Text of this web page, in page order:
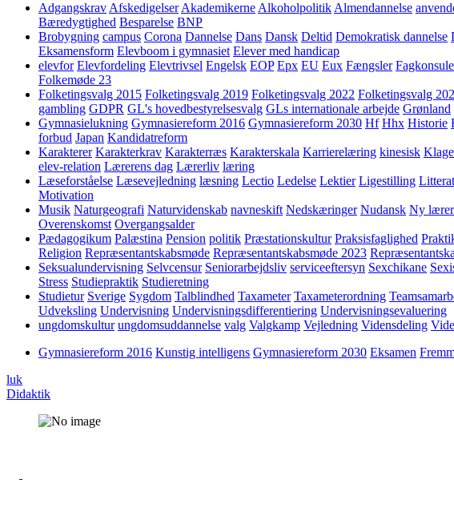
Adgangskrav Afskedigelser Akademikerne Alkoholpolitik Almendannelse
Bæredygtighed Besparelse BNP
Brobygning campus Corona Dannelse Dans Dansk Deltid Demokratisk dannelse
Eksamensform Elevboom i gymnasiet Elever med handicap
elevfor Elevfordeling Elevtrivsel Engelsk EOP Epx EU Eux Fængsler
Folkemøde 23
Folketingsvalg 2015 Folketingsvalg 2019 Folketingsvalg 2022 Folketingsvalg
gambling GDPR GL's hovedbestyrelsesvalg GLs internationale arbejde Grønland
Gymnasielukning Gymnasiereform 2016 Gymnasiereform 2030 Hf Hhx Historie
forbud Japan Kandidatreform
Karakterer Karakterkrav Karakterræs Karakterskala Karrierelæring kinesisk
elev-relation Lærerens dag Lærerliv læring
Læseforståelse Læsevejledning læsning Lectio Ledelse Lektier Ligestilling
Motivation
Musik Naturgeografi Naturvidenskab navneskift Nedskæringer Nudansk Ny lærer
Overenskomst Overgangsalder
Pædagogikum Palæstina Pension politik Præstationskultur Praksisfaglighed
Religion Repræsentantskabsmøde Repræsentantskabsmøde 2023
Seksualundervisning Selvcensur Seniorarbejdsliv serviceeftersyn Sexchikane
Stress Studiepraktik Studieretning
Studietur Sverige Sygdom Talblindhed Taxameter Taxameterordning
Udveksling Undervisning Undervisningsdifferentiering Undervisningsevaluering
ungdomskultur ungdomsuddannelse valg Valgkamp Vejledning Vidensdeling
Gymnasiereform 2016 Kunstig intelligens Gymnasiereform 2030 Eksamen
luk
Didaktik